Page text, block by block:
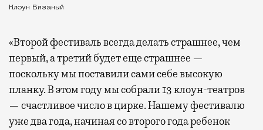
Клоун Вязаный
«Второй фестиваль всегда делать страшнее, чем
первый, а третий будет еще страшнее —
поскольку мы поставили сами себе высокую
планку. В этом году мы собрали 13 клоун-театров
— счастливое число в цирке. Нашему фестивалю
уже два года, начиная со второго года ребенок